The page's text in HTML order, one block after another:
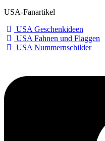
USA-Fanartikel
USA Geschenkideen
USA Fahnen und Flaggen
USA Nummernschilder